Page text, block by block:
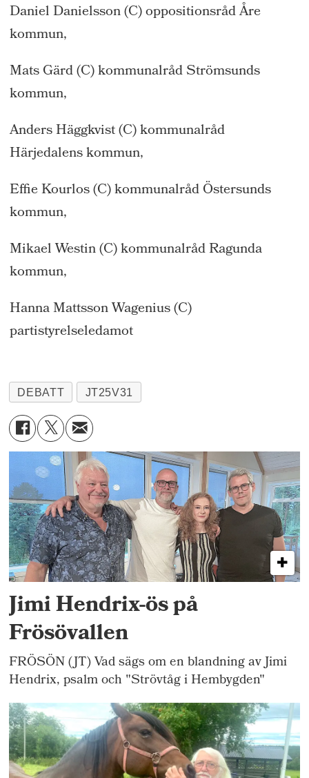
Daniel Danielsson (C) oppositionsråd Åre
kommun,
Mats Gärd (C) kommunalråd Strömsunds
kommun,
Anders Häggkvist (C) kommunalråd
Härjedalens kommun,
Effie Kourlos (C) kommunalråd Östersunds
kommun,
Mikael Westin (C) kommunalråd Ragunda
kommun,
Hanna Mattsson Wagenius (C)
partistyrelseledamot
DEBATT JT25V31
Jimi Hendrix-ös på
Frösövallen
FRÖSÖN (JT) Vad sägs om en blandning av Jimi
Hendrix, psalm och "Strövtåg i Hembygden"